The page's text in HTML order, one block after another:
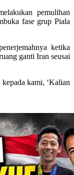
pemulihan
fase grup Piala
ketika
ganti Iran seusai
kami, ‘Kalian